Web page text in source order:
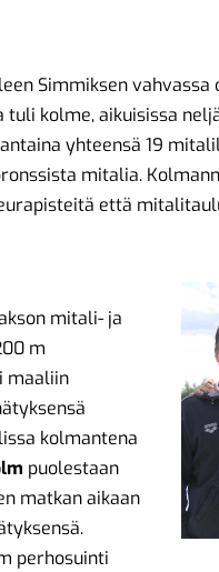
Simmiksen vahvassa
kolme, aikuisissa
yhteensä 19
mitalia.
että
mitali- ja
m
maaliin
kolmantena
puolestaan
matkan aikaan
perhosuinti